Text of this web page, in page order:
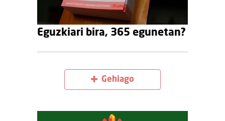
Eguzkiari bira, 365 egunetan?
Gehiago